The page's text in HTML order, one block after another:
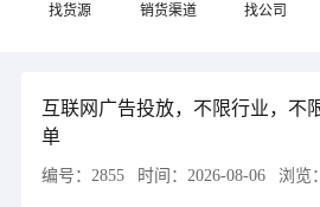
找货源 销货渠道 找公司
互联网广告投放，不限行业，不
单
编号： 2855 时间： 2026-08-06 浏览：